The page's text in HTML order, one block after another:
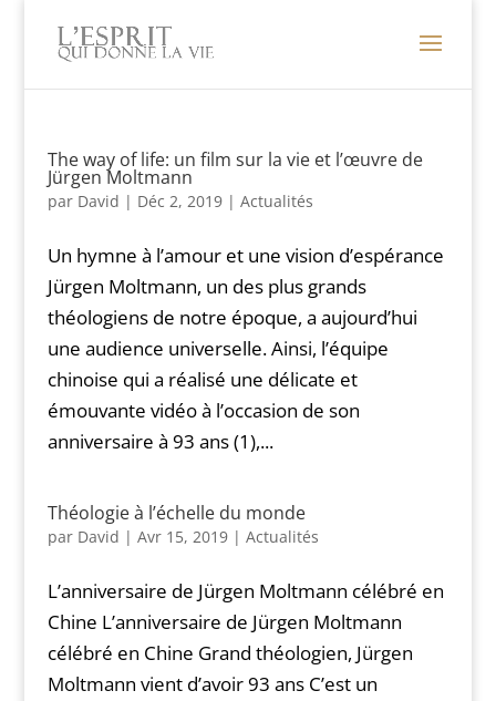
The way of life: un film sur la vie et l’œuvre de
Jürgen Moltmann
par David | Déc 2, 2019| Actualités
Un hymne à l’amour et une vision d’espérance
Jürgen Moltmann, un des plus grands
théologiens de notre époque, a aujourd’hui
une audience universelle. Ainsi, l’équipe
chinoise qui a réalisé une délicate et
émouvante vidéo à l’occasion de son
anniversaire à 93 ans (1),...
Théologie à l’échelle du monde
par David | Avr 15, 2019| Actualités
L’anniversaire de Jürgen Moltmann célébré en
Chine L’anniversaire de Jürgen Moltmann
célébré en Chine Grand théologien, Jürgen
Moltmann vient d’avoir 93 ans C’est un